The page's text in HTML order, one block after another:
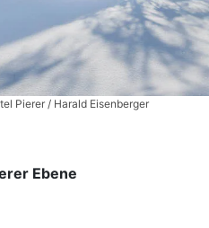
Pierer / Harald Eisenberger
Ebene